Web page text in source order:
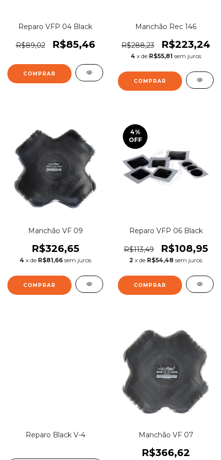
Reparo VFP 04 Black
R$89,02 R$85,46
Manchão Rec 146
R$288,23 R$223,24
4 x de R$55,81 sem juros
Manchão VF 09
R$326,65
4 x de R$81,66 sem juros
4%
OFF
Reparo VFP 06 Black
R$113,49 R$108,95
2 x de R$54,48 sem juros
Reparo Black V-4 Manchão VF 07
R$366,62